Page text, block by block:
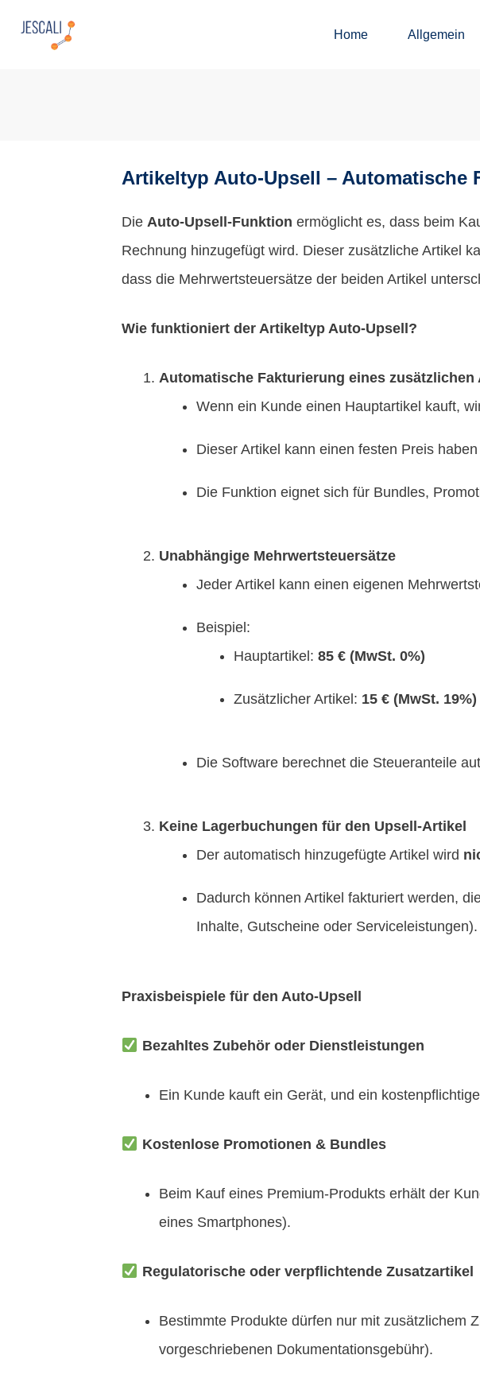
Home Allgemein
Artikeltyp Auto-Upsell – Automatische
Die Auto-Upsell-Funktion ermöglicht es, dass beim
Rechnung hinzugefügt wird. Dieser zusätzliche Artikel
dass die Mehrwertsteuersätze der beiden Artikel
Wie funktioniert der Artikeltyp Auto-Upsell?
Automatische Fakturierung eines zusätzlichen
Wenn ein Kunde einen Hauptartikel kauft,
Dieser Artikel kann einen festen Preis
Die Funktion eignet sich für Bundles,
Unabhängige Mehrwertsteuersätze
Jeder Artikel kann einen eigenen
Beispiel:
Hauptartikel: 85 € (MwSt. 0%)
Zusätzlicher Artikel: 15 € (MwSt. 19%)
Die Software berechnet die Steueranteile
Keine Lagerbuchungen für den Upsell-Artikel
Der automatisch hinzugefügte Artikel wird
Dadurch können Artikel fakturiert werden,
Inhalte, Gutscheine oder Serviceleistungen).
Praxisbeispiele für den Auto-Upsell
Bezahltes Zubehör oder Dienstleistungen
Ein Kunde kauft ein Gerät, und ein
Kostenlose Promotionen & Bundles
Beim Kauf eines Premium-Produkts erhält der
eines Smartphones).
Regulatorische oder verpflichtende Zusatzartikel
Bestimmte Produkte dürfen nur mit zusätzlichem
vorgeschriebenen Dokumentationsgebühr).